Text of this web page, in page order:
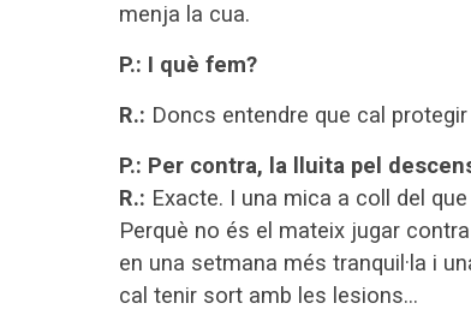
menja la cua.
P.: I què fem?
R.: Doncs entendre que cal
P.: Per contra, la lluita pel
R.: Exacte. I una mica a coll del
Perquè no és el mateix jugar
en una setmana més tranquil·la i
cal tenir sort amb les lesions…